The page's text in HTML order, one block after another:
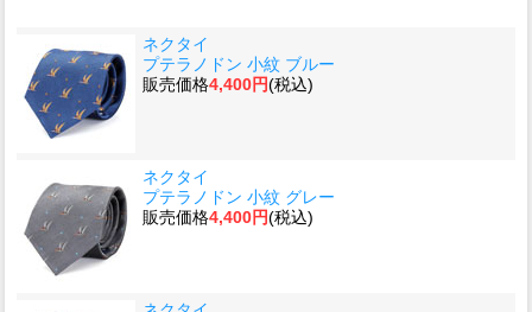
ネクタイ
プテラノドン 小紋 ブルー
販売価格4,400円(税込)
ネクタイ
プテラノドン 小紋 グレー
販売価格4,400円(税込)